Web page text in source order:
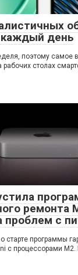
каждый день
поэтому самое
рабочих столах
ремонта
проблем с
старте программы
с процессорами